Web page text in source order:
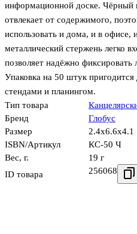
информационной доске. Чёрный
отвлекает от содержимого,
использовать и дома, и в
металлический стержень легко
позволяет надёжно
Упаковка на 50 штук пригодится
стендами и планингом.
Тип товара
Бренд
Глобус
Размер
2.4x6.6x4.1
ISBN/Артикул
КС-50 Ч
Вес, г.
19 г
ID товара
256068